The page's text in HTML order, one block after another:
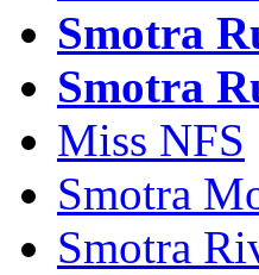
Smotra
Smotra
Miss NFS
Smotra
Smotra